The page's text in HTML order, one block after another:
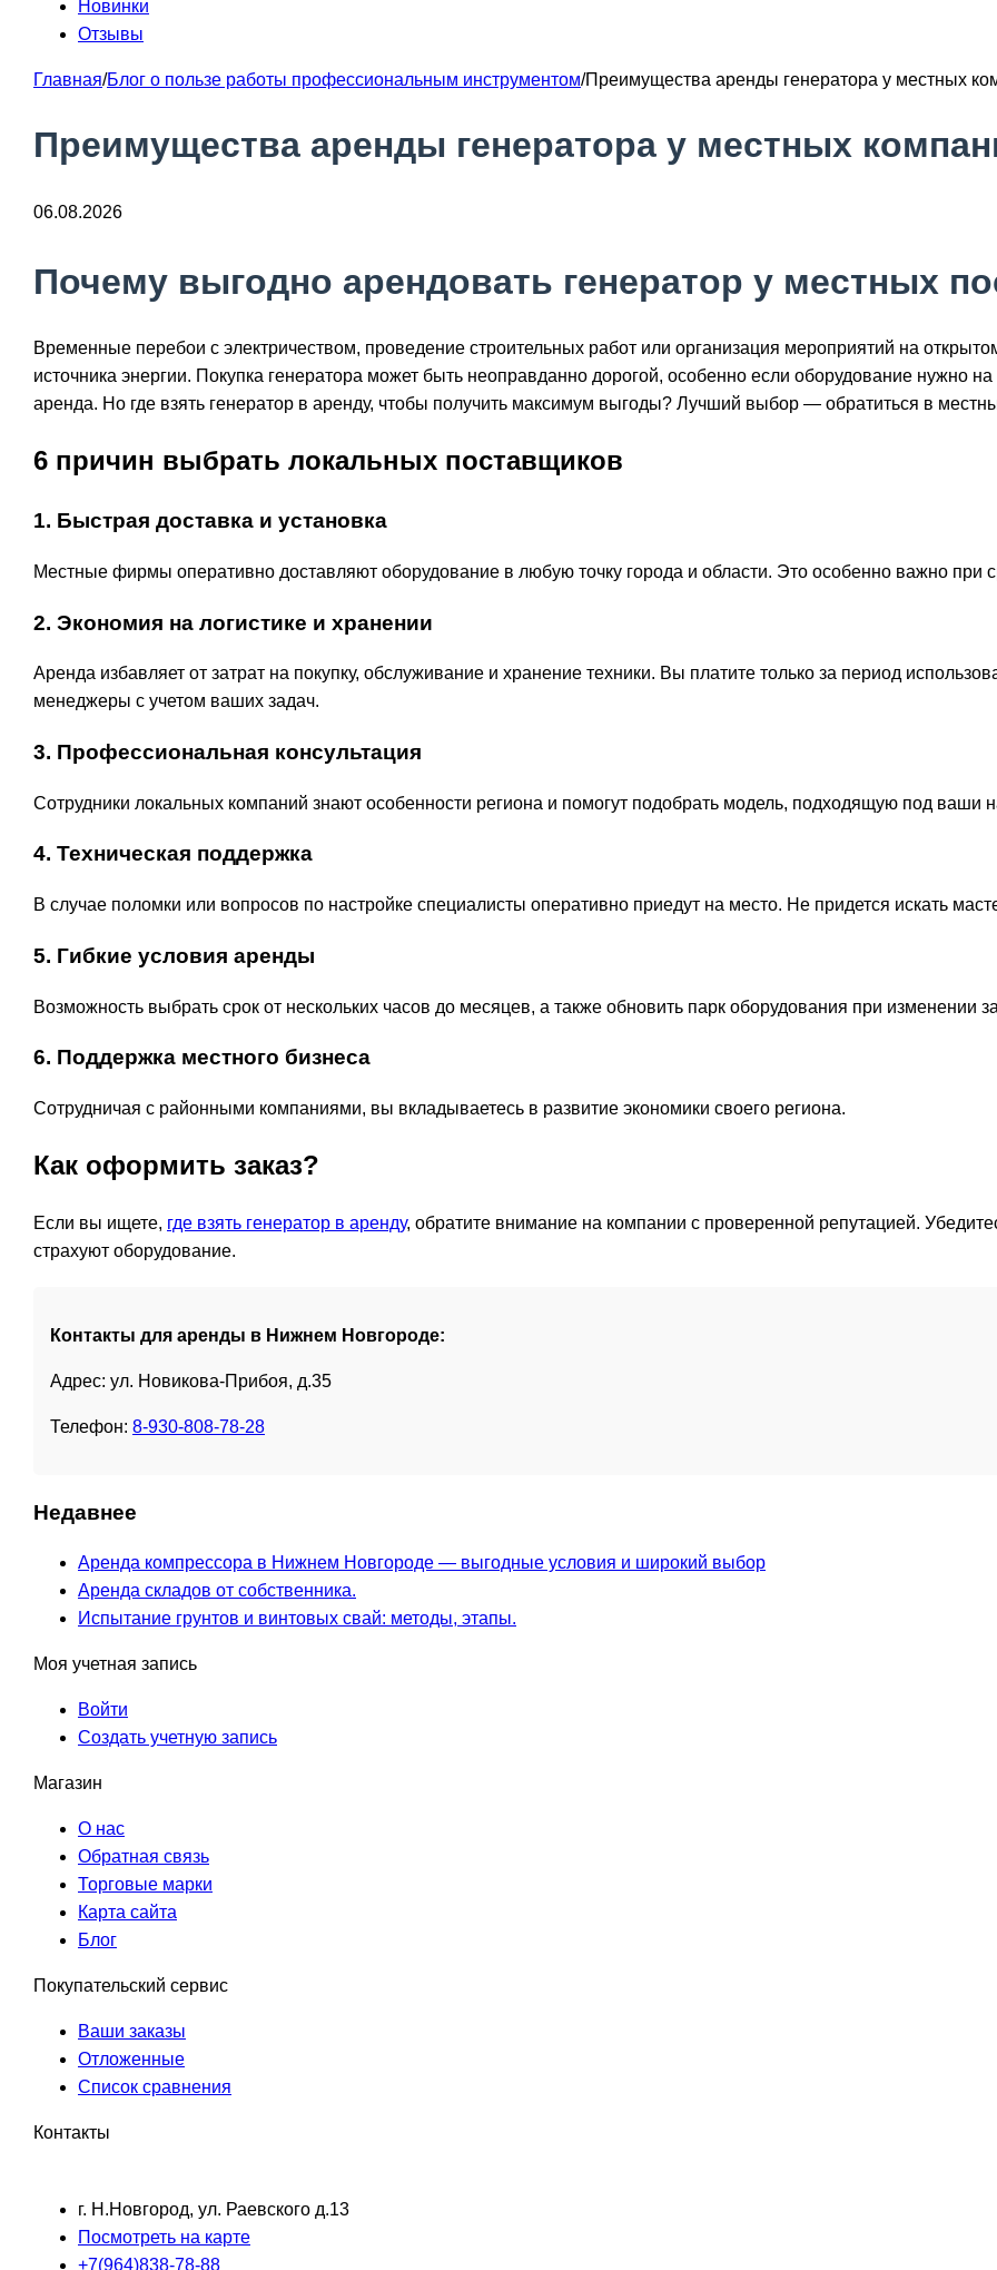
Новинки
Отзывы
Главная/Блог о пользе работы профессиональным инструментом/Преимущества аренды генератора у местных
Преимущества аренды генератора у местных
06.08.2026
Почему выгодно арендовать генератор у местных
Временные перебои с электричеством, проведение строительных работ или организация мероприятий на
источника энергии. Покупка генератора может быть неоправданно дорогой, особенно если оборудование нужно
аренда. Но где взять генератор в аренду, чтобы получить максимум выгоды? Лучший выбор — обратиться в
6 причин выбрать локальных поставщиков
1. Быстрая доставка и установка
Местные фирмы оперативно доставляют оборудование в любую точку города и области. Это особенно важно при
2. Экономия на логистике и хранении
Аренда избавляет от затрат на покупку, обслуживание и хранение техники. Вы платите только за период
менеджеры с учетом ваших задач.
3. Профессиональная консультация
Сотрудники локальных компаний знают особенности региона и помогут подобрать модель, подходящую под ваши
4. Техническая поддержка
В случае поломки или вопросов по настройке специалисты оперативно приедут на место. Не придется искать
5. Гибкие условия аренды
Возможность выбрать срок от нескольких часов до месяцев, а также обновить парк оборудования при изменении
6. Поддержка местного бизнеса
Сотрудничая с районными компаниями, вы вкладываетесь в развитие экономики своего региона.
Как оформить заказ?
Если вы ищете, где взять генератор в аренду, обратите внимание на компании с проверенной репутацией.
страхуют оборудование.
Контакты для аренды в Нижнем Новгороде:
Адрес: ул. Новикова-Прибоя, д.35
Телефон: 8-930-808-78-28
Недавнее
Аренда компрессора в Нижнем Новгороде — выгодные условия и широкий выбор
Аренда складов от собственника.
Испытание грунтов и винтовых свай: методы, этапы.
Моя учетная запись
Войти
Создать учетную запись
Магазин
О нас
Обратная связь
Торговые марки
Карта сайта
Блог
Покупательский сервис
Ваши заказы
Отложенные
Список сравнения
Контакты
г. Н.Новгород, ул. Раевского д.13
Посмотреть на карте
+7(964)838-78-88